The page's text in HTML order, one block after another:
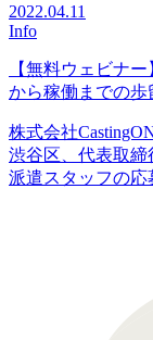
2022.04.11
Info
【無料ウェビナ
から稼働までの
株式会社
渋谷区、代表取締
派遣スタッフの